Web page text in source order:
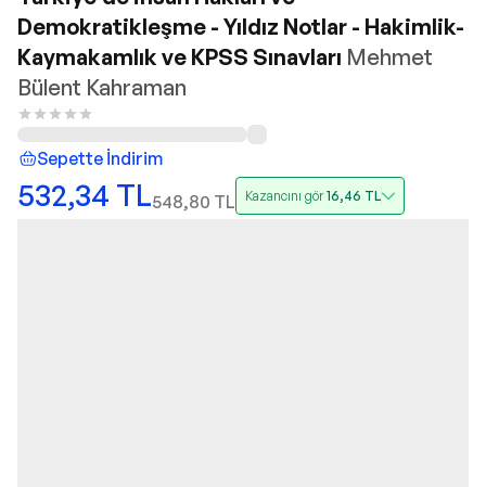
Demokratikleşme - Yıldız Notlar - Hakimlik-
Kaymakamlık ve KPSS Sınavları Mehmet
Bülent Kahraman
Sepette İndirim
532,34 TL548,80 TL Kazancını gör16,46 TL